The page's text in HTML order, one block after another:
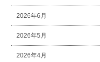
2026年6月
2026年5月
2026年4月